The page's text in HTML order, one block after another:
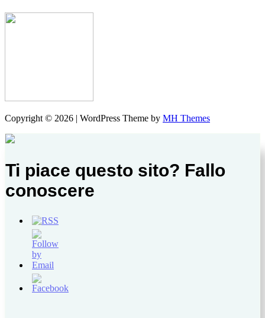
Copyright © 2026 | WordPress Theme by MH Themes
Ti piace questo sito? Fallo
conoscere